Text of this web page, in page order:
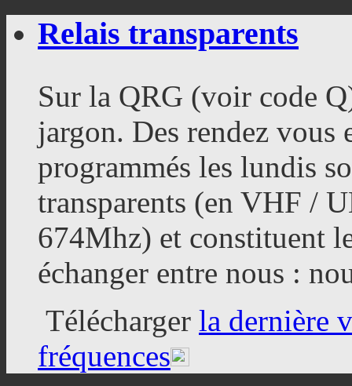
Relais transparents
Sur la QRG (voir code
jargon. Des rendez
programmés les lundis
transparents (en VHF /
674Mhz) et constituent
échanger entre nous :
Télécharger la dernière
fréquences